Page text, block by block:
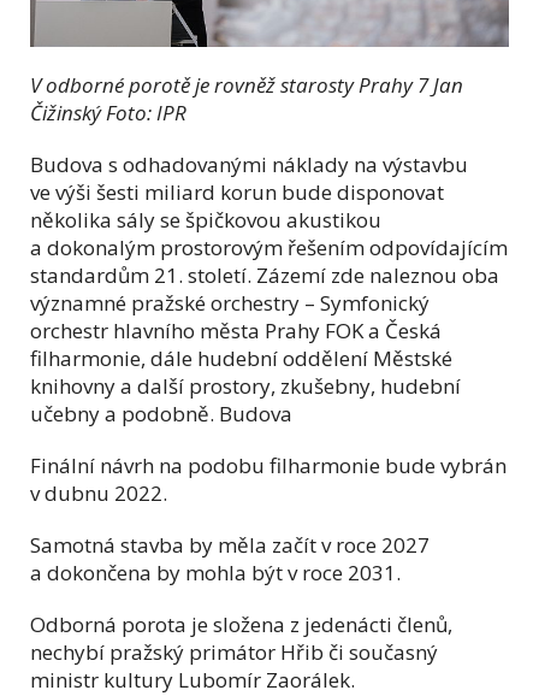
V odborné porotě je rovněž starosty Prahy 7 Jan
Čižinský Foto: IPR
Budova s odhadovanými náklady na výstavbu
ve výši šesti miliard korun bude disponovat
několika sály se špičkovou akustikou
a dokonalým prostorovým řešením odpovídajícím
standardům 21. století. Zázemí zde naleznou oba
významné pražské orchestry – Symfonický
orchestr hlavního města Prahy FOK a Česká
filharmonie, dále hudební oddělení Městské
knihovny a další prostory, zkušebny, hudební
učebny a podobně. Budova
Finální návrh na podobu filharmonie bude vybrán
v dubnu 2022.
Samotná stavba by měla začít v roce 2027
a dokončena by mohla být v roce 2031.
Odborná porota je složena z jedenácti členů,
nechybí pražský primátor Hřib či současný
ministr kultury Lubomír Zaorálek.